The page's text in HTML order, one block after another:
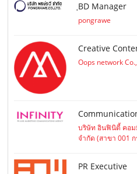
ฺBD Manager
pongrawe
Creative
Oops network
บริษัท อินฟินิตี้ คอ
จำกัด (สาขา 001 ก
PR Executive